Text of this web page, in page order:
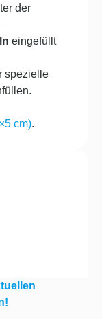
der
eingefüllt
spezielle
cm).